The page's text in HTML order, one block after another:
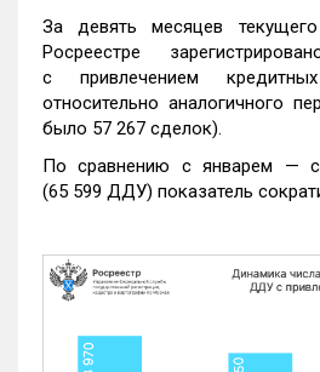
За девять месяцев
Росреестре
с привлечением
относительно аналогичного
было 57 267 сделок).
По сравнению с январем —
(65 599 ДДУ) показатель